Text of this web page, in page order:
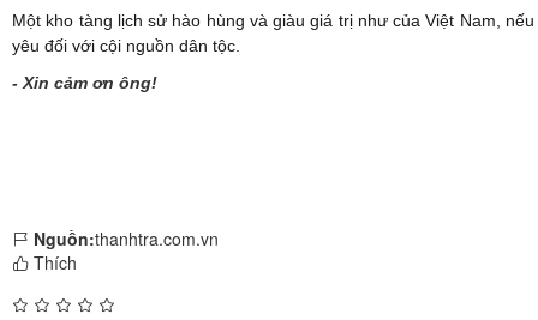
Một kho tàng lịch sử hào hùng và giàu giá trị như của Việt Nam,
yêu đối với cội nguồn dân tộc.
- Xin cảm ơn ông!
Nguồn:thanhtra.com.vn
Thích